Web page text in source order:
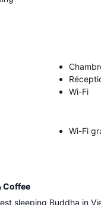
Wi-Fi
Wi-Fi
Coffee
sleeping Buddha in